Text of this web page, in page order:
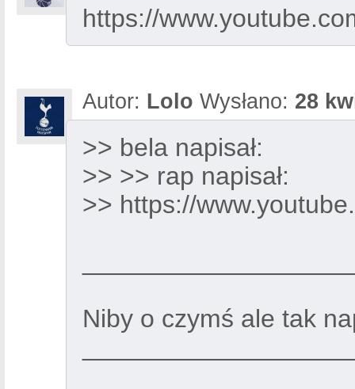
https://
Autor: Lolo Wysłano: 28
>> bela napisał:
>> >> rap napisał:
>> https://
Niby o czymś ale tak